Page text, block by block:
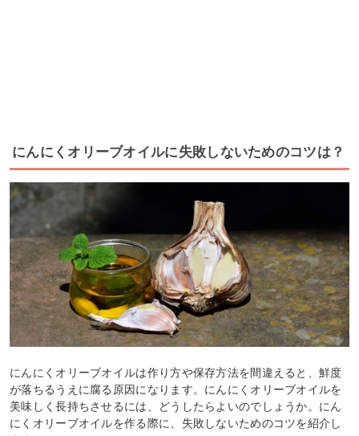
にんにくオリーブオイルに失敗しないためのコツは？
にんにくオリーブオイルは作り方や保存方法を間違えると、鮮度
が落ちるうえに腐る原因になります。にんにくオリーブオイルを
美味しく長持ちさせるには、どうしたらよいのでしょうか。にん
にくオリーブオイルを作る際に、失敗しないためのコツを紹介し